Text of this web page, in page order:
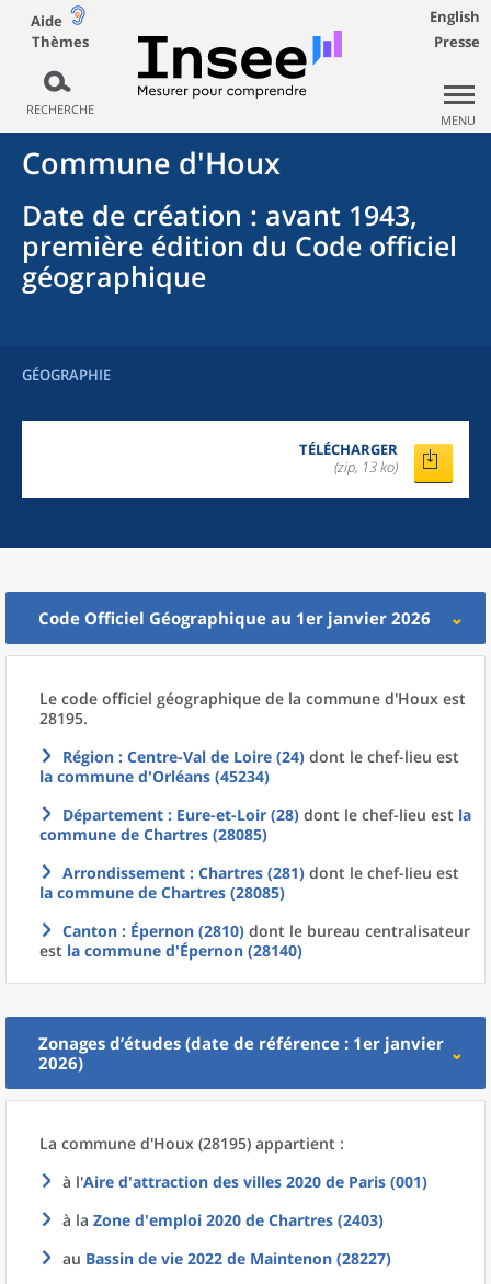
Aide
Thèmes
RECHERCHE
English
Presse
MENU
Commune d'Houx
Date de création : avant 1943,
première édition du Code officiel
géographique
GÉOGRAPHIE
TÉLÉCHARGER
(zip, 13 ko)
Code Officiel Géographique au 1er janvier 2026
Le code officiel géographique de la commune d'Houx est
28195.
Région : Centre-Val de Loire (24) dont le chef-lieu est
la commune d'Orléans (45234)
Département : Eure-et-Loir (28) dont le chef-lieu est la
commune de Chartres (28085)
Arrondissement : Chartres (281) dont le chef-lieu est
la commune de Chartres (28085)
Canton : Épernon (2810) dont le bureau centralisateur
est la commune d'Épernon (28140)
Zonages d’études (date de référence : 1er janvier
2026)
La commune d'Houx (28195) appartient :
à l'Aire d'attraction des villes 2020 de Paris (001)
à la Zone d'emploi 2020 de Chartres (2403)
au Bassin de vie 2022 de Maintenon (28227)